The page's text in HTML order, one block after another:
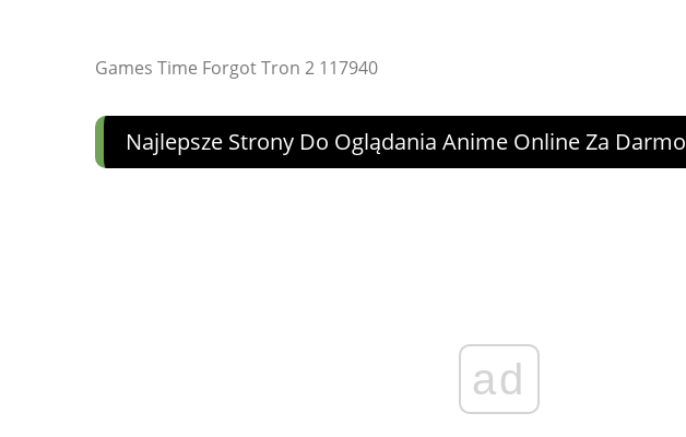
Games Time Forgot Tron 2 117940
Najlepsze Strony Do Oglądania Anime Online Za Darmo
ad